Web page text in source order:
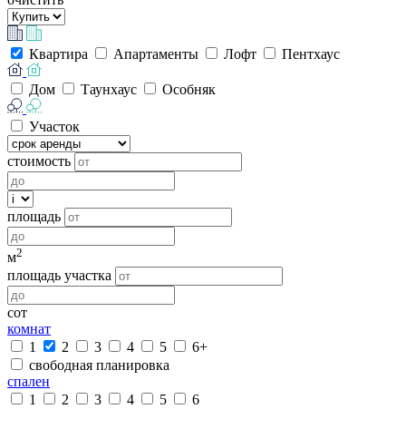
Квартира Апартаменты Лофт Пентхаус
Дом Таунхаус Особняк
Участок
стоимость
площадь
м2
площадь участка
сот
комнат
1
2 3 4 5
6+
свободная планировка
спален
1
2 3 4 5 6